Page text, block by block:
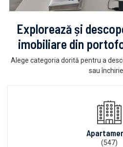
Explorează și
imobiliare din
Alege categoria dorită pentru a
sau
(547)